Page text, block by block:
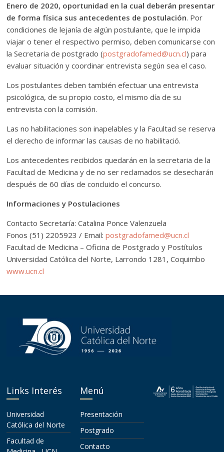
Enero de 2020, oportunidad en la cual deberán presentar
de forma física sus antecedentes de postulación. Por
condiciones de lejanía de algún postulante, que le impida
viajar o tener el respectivo permiso, deben comunicarse con
la Secretaria de postgrado (postgradofamed@ucn.cl) para
evaluar situación y coordinar entrevista según sea el caso.
Los postulantes deben también efectuar una entrevista
psicológica, de su propio costo, el mismo día de su
entrevista con la comisión.
Las no habilitaciones son inapelables y la Facultad se reserva
el derecho de informar las causas de no habilitació.
Los antecedentes recibidos quedarán en la secretaria de la
Facultad de Medicina y de no ser reclamados se desecharán
después de 60 días de concluido el concurso.
Informaciones y Postulaciones
Contacto Secretaría: Catalina Ponce Valenzuela
Fonos (51) 2205923 / Email:postgradofamed@ucn.cl
Facultad de Medicina – Oficina de Postgrado y Postítulos
Universidad Católica del Norte, Larrondo 1281, Coquimbo
www.ucn.cl
Links Interés
Universidad
Católica del Norte
Facultad de
Menú
Presentación
Postgrado
Contacto